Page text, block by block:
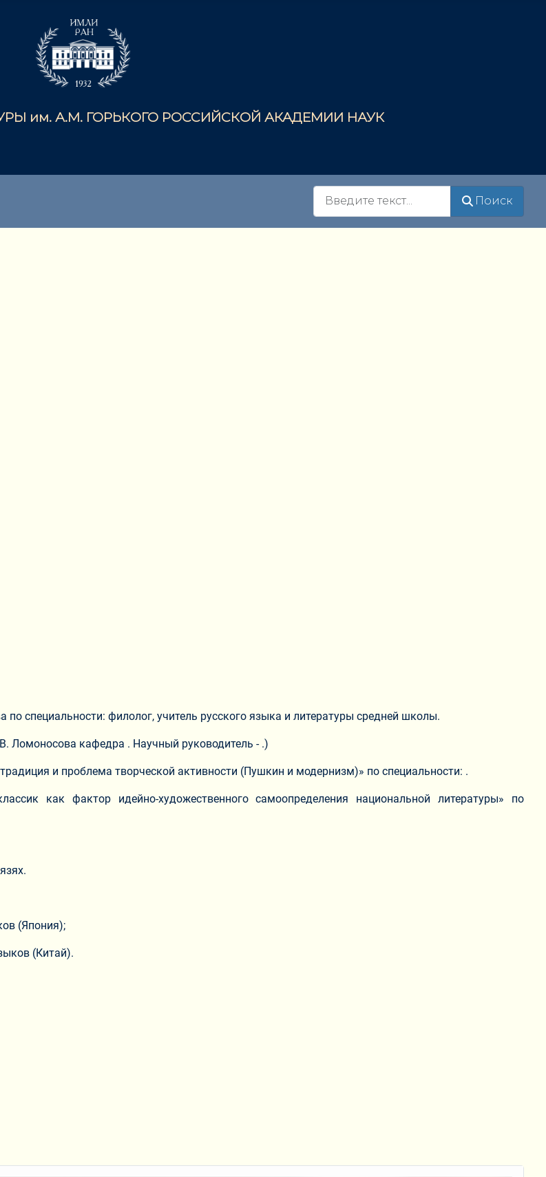
им. А.М. ГОРЬКОГО РОССИЙСКОЙ АКАДЕМИИ НАУК
Поиск
специальности: филолог, учитель русского языка и литературы средней школы.
Ломоносова кафедра . Научный руководитель - .)
и проблема творческой активности (Пушкин и модернизм)» по специальности: .
как фактор идейно-художественного самоопределения национальной литературы» по
(Япония);
(Китай).